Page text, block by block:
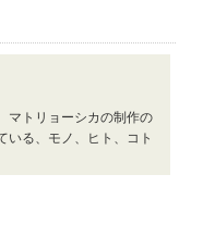
マトリョーシカの制作の
いる、モノ、ヒト、コト